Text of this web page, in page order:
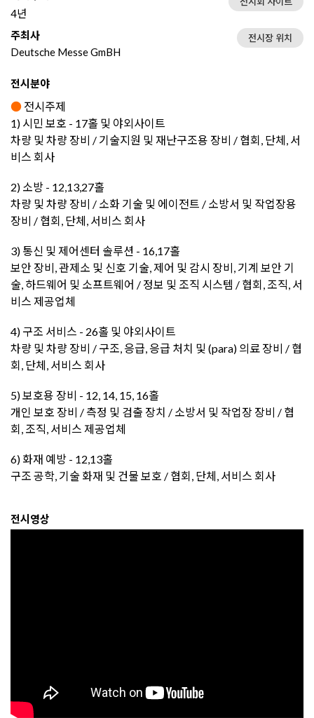
4년
주최사
Deutsche Messe GmBH
전시장 위치
전시분야
● 전시주제
1) 시민 보호 - 17홀 및 야외사이트
차량 및 차량 장비 / 기술지원 및 재난구조용 장비 / 협회, 단체, 서
비스 회사
2) 소방 - 12,13,27홀
차량 및 차량 장비 / 소화 기술 및 에이전트 / 소방서 및 작업장용
장비 / 협회, 단체, 서비스 회사
3) 통신 및 제어센터 솔루션 - 16,17홀
보안 장비, 관제소 및 신호 기술, 제어 및 감시 장비, 기계 보안 기
술, 하드웨어 및 소프트웨어 / 정보 및 조직 시스템 / 협회, 조직, 서
비스 제공업체
4) 구조 서비스 - 26홀 및 야외사이트
차량 및 차량 장비 / 구조, 응급, 응급 처치 및 (para) 의료 장비 / 협
회, 단체, 서비스 회사
5) 보호용 장비 - 12, 14, 15, 16홀
개인 보호 장비 / 측정 및 검출 장치 / 소방서 및 작업장 장비 / 협
회, 조직, 서비스 제공업체
6) 화재 예방 - 12,13홀
구조 공학, 기술 화재 및 건물 보호 / 협회, 단체, 서비스 회사
전시영상